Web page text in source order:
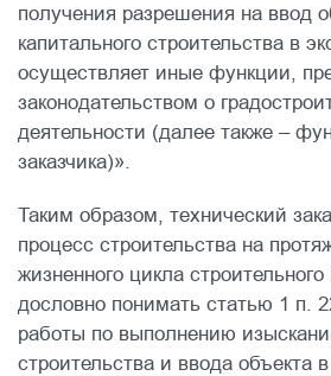
получения разрешения на ввод
капитального строительства в
осуществляет иные функции,
законодательством о
деятельности (далее также –
заказчика)».
Таким образом, технический
процесс строительства на
жизненного цикла
дословно понимать статью 1 п.
работы по выполнению
строительства и ввода объекта